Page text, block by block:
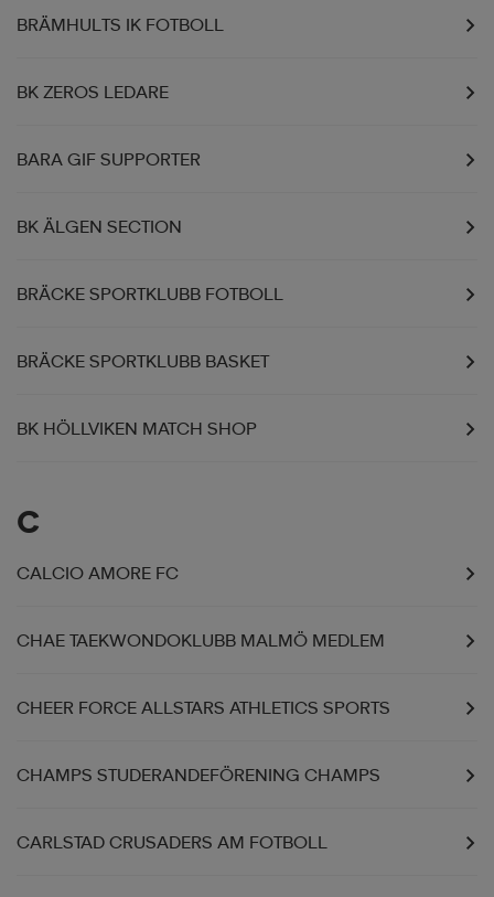
BRÄMHULTS IK FOTBOLL
BK ZEROS LEDARE
BARA GIF SUPPORTER
BK ÄLGEN SECTION
BRÄCKE SPORTKLUBB FOTBOLL
BRÄCKE SPORTKLUBB BASKET
BK HÖLLVIKEN MATCH SHOP
C
CALCIO AMORE FC
CHAE TAEKWONDOKLUBB MALMÖ MEDLEM
CHEER FORCE ALLSTARS ATHLETICS SPORTS
CHAMPS STUDERANDEFÖRENING CHAMPS
CARLSTAD CRUSADERS AM FOTBOLL